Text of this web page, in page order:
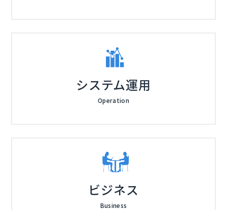
システム運用
Operation
ビジネス
Business